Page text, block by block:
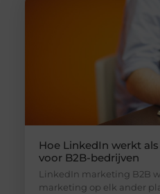
Hoe LinkedIn werkt
voor B2B-bedrijven
LinkedIn marketing B2B
marketing op elk ander